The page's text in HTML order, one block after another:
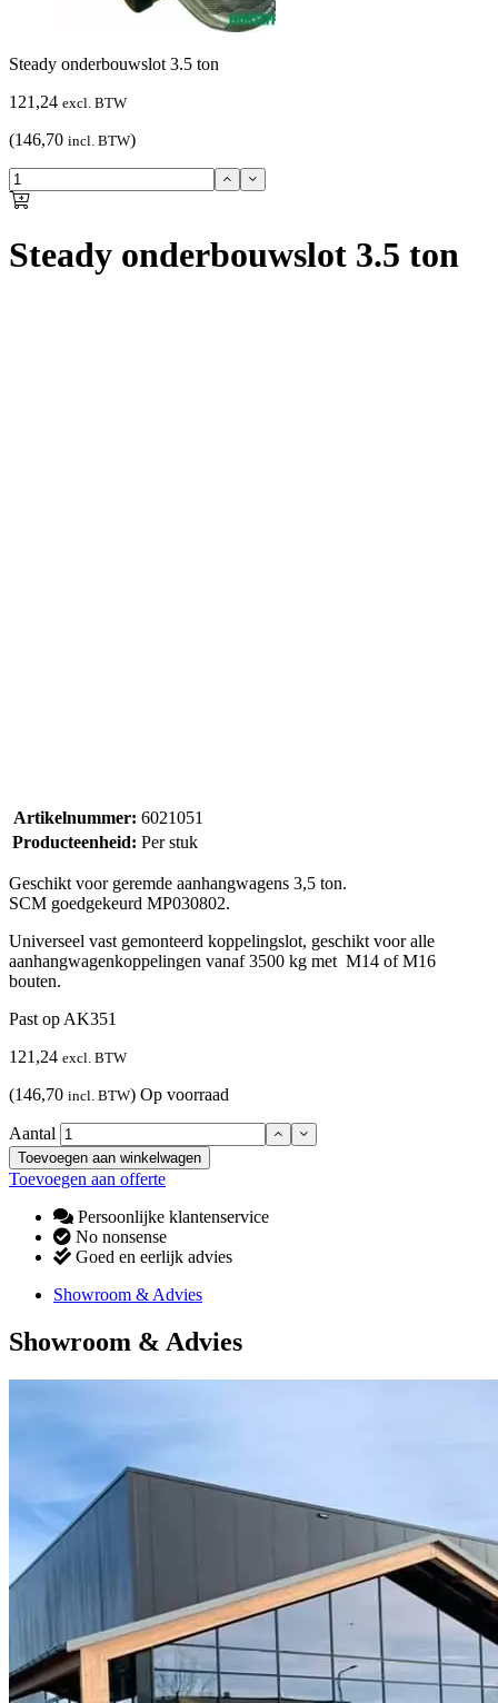
Steady onderbouwslot 3.5 ton
121,24 excl. BTW
(146,70 incl. BTW)
Steady onderbouwslot 3.5 ton
Artikelnummer: 6021051
Producteenheid: Per stuk
Geschikt voor geremde aanhangwagens 3,5 ton.
SCM goedgekeurd MP030802.
Universeel vast gemonteerd koppelingslot, geschikt voor alle
aanhangwagenkoppelingen vanaf 3500 kg met M14 of M16
bouten.
Past op AK351
121,24 excl. BTW
(146,70 incl. BTW) Op voorraad
Aantal
Toevoegen aan winkelwagen
Toevoegen aan offerte
Persoonlijke klantenservice
No nonsense
Goed en eerlijk advies
Showroom & Advies
Showroom & Advies